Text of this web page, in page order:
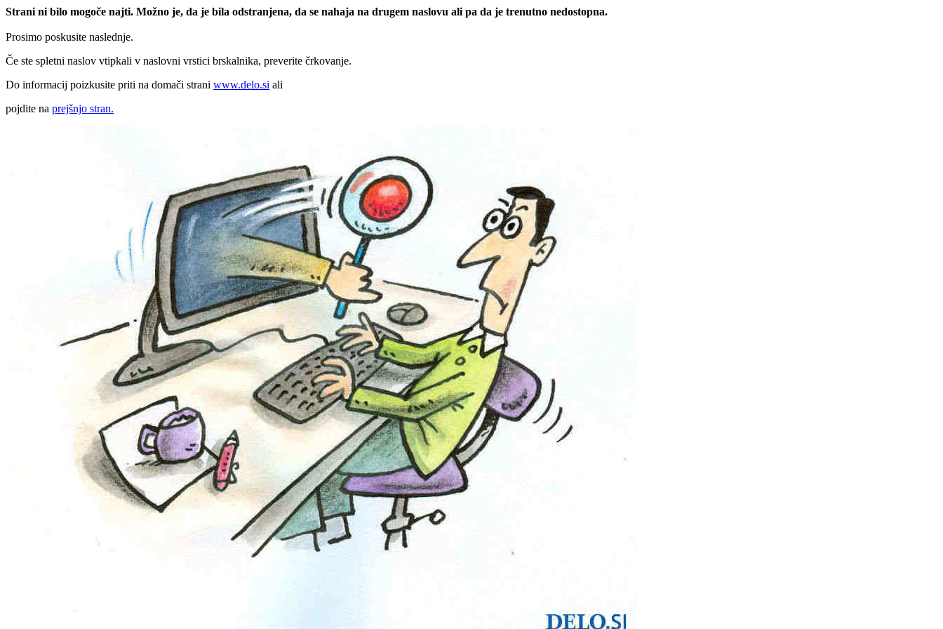
Strani ni bilo mogoče najti. Možno je, da je bila odstranjena, da se nahaja na drugem naslovu ali pa da je trenutno nedostopna.
Prosimo poskusite naslednje.
Če ste spletni naslov vtipkali v naslovni vrstici brskalnika, preverite črkovanje.
Do informacij poizkusite priti na domači strani www.delo.si ali
pojdite na prejšnjo stran.